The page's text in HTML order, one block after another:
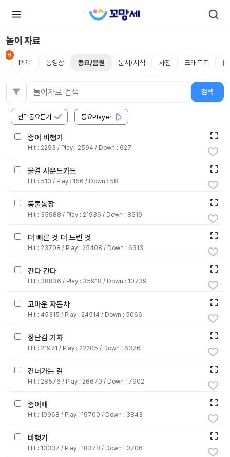
인
면
더
은
원가
입
놀
획
안
주제
계획
월간
계획
안
주간
단위
안
교육
놀이 자료
PPT 동영상 동요/음원 문서/서식 사진 크래프트
검색어 검색
선택동요듣기 동요Player
종이 비행기
Hit : 2293 / Play : 2594 / Down : 627
물결 사운드카드
Hit : 513 / Play : 156 / Down : 58
동물농장
Hit : 35988 / Play : 21936 / Down : 8619
더 빠른 것 더 느린 것
Hit : 23708 / Play : 25408 / Down : 6313
간다 간다
Hit : 38836 / Play : 35918 / Down : 10739
고마운 자동차
Hit : 45315 / Play : 24514 / Down : 5066
장난감 기차
Hit : 21971 / Play : 22205 / Down : 6376
건너가는 길
Hit : 28576 / Play : 26670 / Down : 7902
종이배
Hit : 19968 / Play : 19700 / Down : 3843
비행기
Hit : 13337 / Play : 18378 / Down : 3706